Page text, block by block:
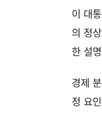
이 대
의 정
한 설
경제
정 요